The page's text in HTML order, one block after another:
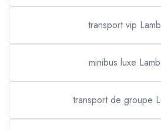
transport vip
minibus luxe
transport de groupe